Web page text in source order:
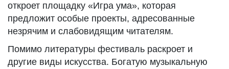
откроет площадку «Игра ума», которая
предложит особые проекты, адресованные
незрячим и слабовидящим читателям.
Помимо литературы фестиваль раскроет и
другие виды искусства. Богатую музыкальную